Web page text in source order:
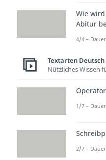
Wie
Abitur
4/4 –
Textarten Deutsch
Nützliches Wissen
1/7 –
2/7 –